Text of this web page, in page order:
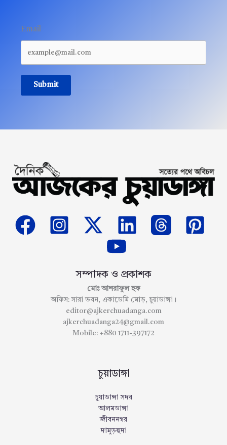
Email
Submit
সম্পাদক ও প্রকাশক
মোঃ আশরাফুল হক
অফিস: সারা ভবন, একাডেমি মোড়, চুয়াডাঙ্গা।
editor@ajkerchuadanga.com
ajkerchuadanga24@gmail.com
Mobile: +880 1711-397172
চুয়াডাঙ্গা
চুয়াডাঙ্গা সদর
আলমডাঙ্গা
জীবননগর
দামুড়হুদা